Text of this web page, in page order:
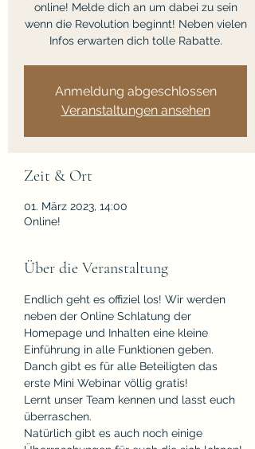
online! Melde dich an um dabei zu sein
wenn die Revolution beginnt! Neben vielen
Infos erwarten dich tolle Rabatte.
Anmeldung abgeschlossen
Veranstaltungen ansehen
Zeit & Ort
01. März 2023, 14:00
Online!
Über die Veranstaltung
Endlich geht es offiziel los! Wir werden
neben der Online Schlatung der
Homepage und Inhalten eine kleine
Einführung in alle Funktionen geben.
Danch gibt es für alle Beteiligten das
erste Mini Webinar völlig gratis!
Lernt unser Team kennen und lasst euch
überraschen.
Natürlich gibt es auch noch einige